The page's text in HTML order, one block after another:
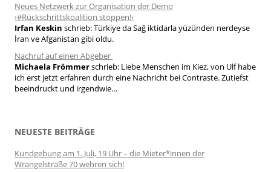
Neues Netzwerk zur Organisation der Demo
›#Rückschrittskoalition stoppen!‹
Irfan Keskin schrieb:Türkiye da Sağ iktidarla yüzünden nerdeyse
İran ve Afganistan gibi oldu.
Nachruf auf einen Abgeber
Michaela Frömmerschrieb: Liebe Menschen im Kiez, von Ulf habe
ich erst jetzt erfahren durch eine Nachricht bei Contraste. Zutiefst
beeindruckt und irgendwie…
NEUESTE BEITRÄGE
Kundgebung am 1. Juli, 19 Uhr – die Mieter*innen der
Wrangelstraße 70 wehren sich!